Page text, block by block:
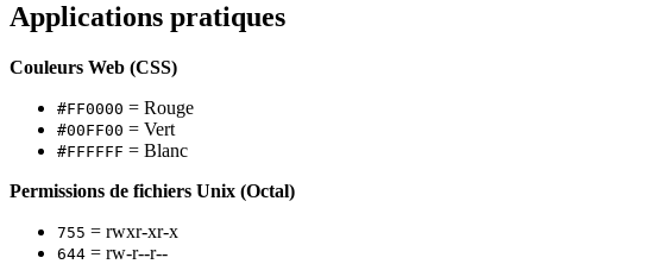
Applications pratiques
Couleurs Web (CSS)
#FF0000 = Rouge
#00FF00 = Vert
#FFFFFF = Blanc
Permissions de fichiers Unix (Octal)
755 = rwxr-xr-x
644 = rw-r--r--